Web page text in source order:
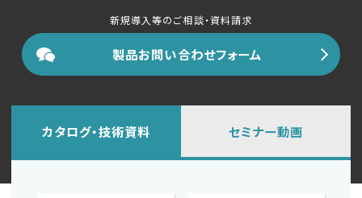
新規導入等のご相談・資料請求
製品お問い合わせフォーム
カタログ・技術資料 セミナー動画